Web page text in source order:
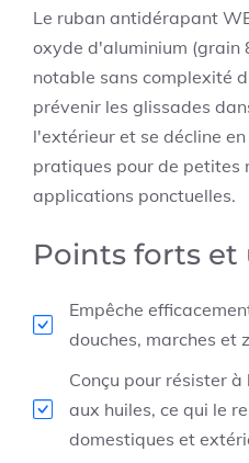
Le ruban antidérapant
oxyde d'aluminium (grain
notable sans complexité
prévenir les glissades
l'extérieur et se décline
pratiques pour de petites
applications ponctuelles.
Points forts
Empêche
douches, marches et
Conçu pour résister
aux huiles, ce qui le
domestiques et